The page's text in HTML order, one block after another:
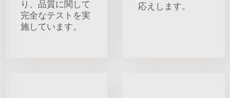
り、品質に関して
完全なテストを実
施しています。
応えします。